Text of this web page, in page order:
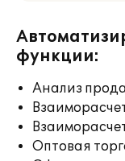
функции:
Анализ
Оптовая